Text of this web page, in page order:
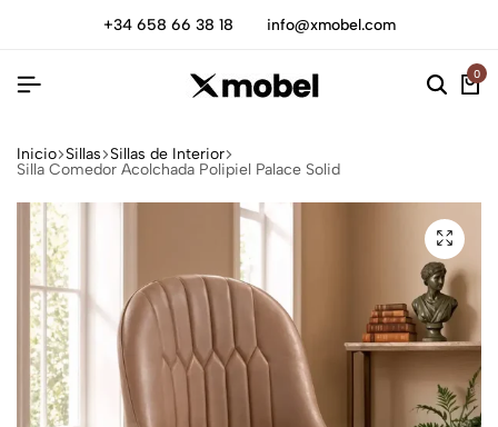
+34 658 66 38 18 info@xmobel.com
0
Inicio Sillas Sillas de Interior
Silla Comedor Acolchada Polipiel Palace Solid